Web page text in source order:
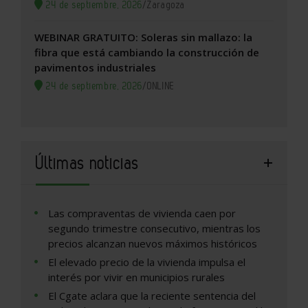
24 de septiembre, 2026/Zaragoza
WEBINAR GRATUITO: Soleras sin mallazo: la
fibra que está cambiando la construcción de
pavimentos industriales
24 de septiembre, 2026/ONLINE
Últimas noticias
Las compraventas de vivienda caen por
segundo trimestre consecutivo, mientras los
precios alcanzan nuevos máximos históricos
El elevado precio de la vivienda impulsa el
interés por vivir en municipios rurales
El Cgate aclara que la reciente sentencia del